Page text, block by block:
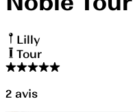
Lilly
Tour
2 avis